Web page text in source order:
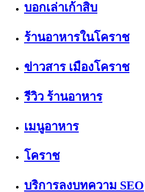
บอกเล่าเก้าสิบ
ร้านอาหารในโคราช
ข่าวสาร เมืองโคราช
รีวิว ร้านอาหาร
เมนูอาหาร
โคราช
บริการลงบทความ SEO